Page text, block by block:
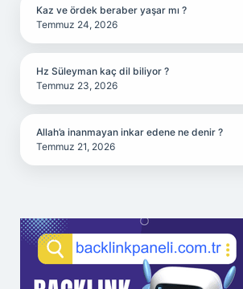
Kaz ve ördek beraber yaşar mı ?
Temmuz 24, 2026
Hz Süleyman kaç dil biliyor ?
Temmuz 23, 2026
Allah’a inanmayan inkar edene ne denir ?
Temmuz 21, 2026